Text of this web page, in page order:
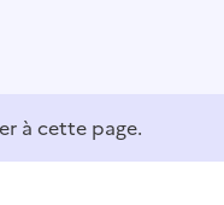
à cette page.